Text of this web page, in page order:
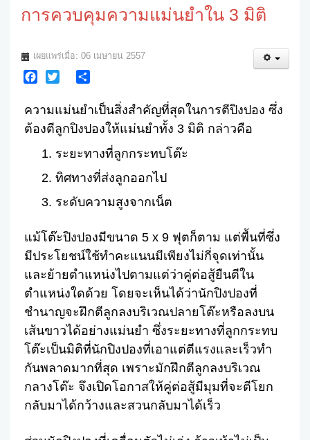
การควบคุมความแม่นยำใน 3 มิติ
เผยแพร่เมื่อ: 06 เมษายน 2557
ความแม่นยำเป็นสิ่งสำคัญที่สุดในการตีปิงปอง ซึ่ง
ต้องตีลูกปิงปองให้แม่นยำทั้ง 3 มิติ กล่าวคือ
ระยะทางที่ลูกกระทบโต๊ะ
ทิศทางที่ส่งลูกออกไป
ระดับความสูงจากเน็ต
แม้โต๊ะปิงปองมีขนาด 5 x 9 ฟุตก็ตาม แต่พื้นที่ซึ่ง
มีประโยชน์ใช้ทำคะแนนมีเพียงไม่กี่จุดเท่านั้น
และย้ายตำแหน่งไปตามแต่ว่าคู่ต่อสู้ยืนตีใน
ตำแหน่งใดด้วย โดยจะเห็นได้ว่านักปิงปองที่
ชำนาญจะฝึกตีลูกลงบริเวณปลายโต๊ะหรือลงบน
เส้นขาวได้อย่างแม่นยำ ซึ่งระยะทางที่ลูกกระทบ
โต๊ะเป็นมิติที่นักปิงปองที่เอาแต่ตีแรงและเร็วทำ
กันพลาดมากที่สุด เพราะมักฝึกตีลูกลงบริเวณ
กลางโต๊ะ จึงเปิดโอกาสให้คู่ต่อสู้มีมุมที่จะตีโยก
กลับมาได้กว้างและสวนกลับมาได้เร็ว